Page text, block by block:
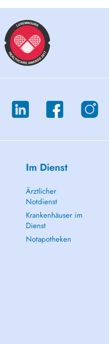
Im Dienst
Ärztlicher
Notdienst
Krankenhäuser im
Dienst
Notapotheken